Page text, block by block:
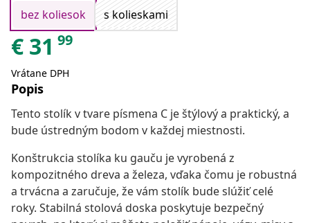
bez koliesok
s kolieskami
€ 31 99
Vrátane DPH
Popis
Tento stolík v tvare písmena C je štýlový a praktický, a
bude ústredným bodom v každej miestnosti.
Konštrukcia stolíka ku gauču je vyrobená z
kompozitného dreva a železa, vďaka čomu je robustná
a trvácna a zaručuje, že vám stolík bude slúžiť celé
roky. Stabilná stolová doska poskytuje bezpečný